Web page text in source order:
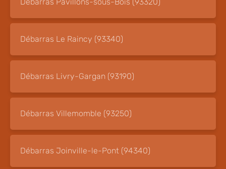
Débarras Pavillons-sous-Bois (93320)
Débarras Le Raincy (93340)
Débarras Livry-Gargan (93190)
Débarras Villemomble (93250)
Débarras Joinville-le-Pont (94340)